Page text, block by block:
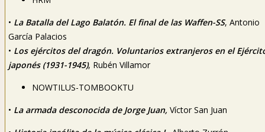
• La Batalla del Lago Balatón. El final de las Waffen-SS, Antonio
García Palacios
• Los ejércitos del dragón. Voluntarios extranjeros en el
japonés (1931-1945), Rubén Villamor
NOWTILUS-TOMBOOKTU
• La armada desconocida de Jorge Juan, Víctor San Juan